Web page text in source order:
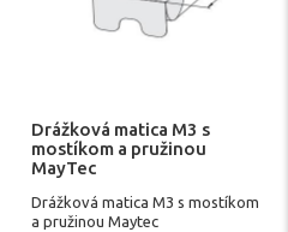
Drážková matica M3 s
mostíkom a pružinou
MayTec
Drážková matica M3 s mostíkom
a pružinou Maytec